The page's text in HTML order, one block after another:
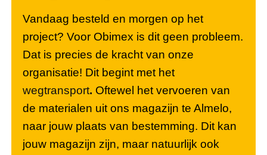
Vandaag besteld en morgen op het
project? Voor Obimex is dit geen probleem.
Dat is precies de kracht van onze
organisatie! Dit begint met het
wegtransport. Oftewel het vervoeren van
de materialen uit ons magazijn te Almelo,
naar jouw plaats van bestemming. Dit kan
jouw magazijn zijn, maar natuurlijk ook